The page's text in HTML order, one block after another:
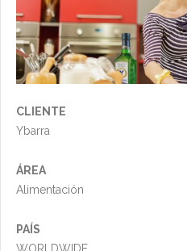
CLIENTE
Ybarra
ÁREA
Alimentación
PAÍS